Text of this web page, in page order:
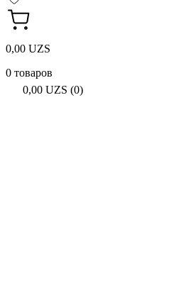
0,00 UZS
0 товаров
0,00 UZS (0)